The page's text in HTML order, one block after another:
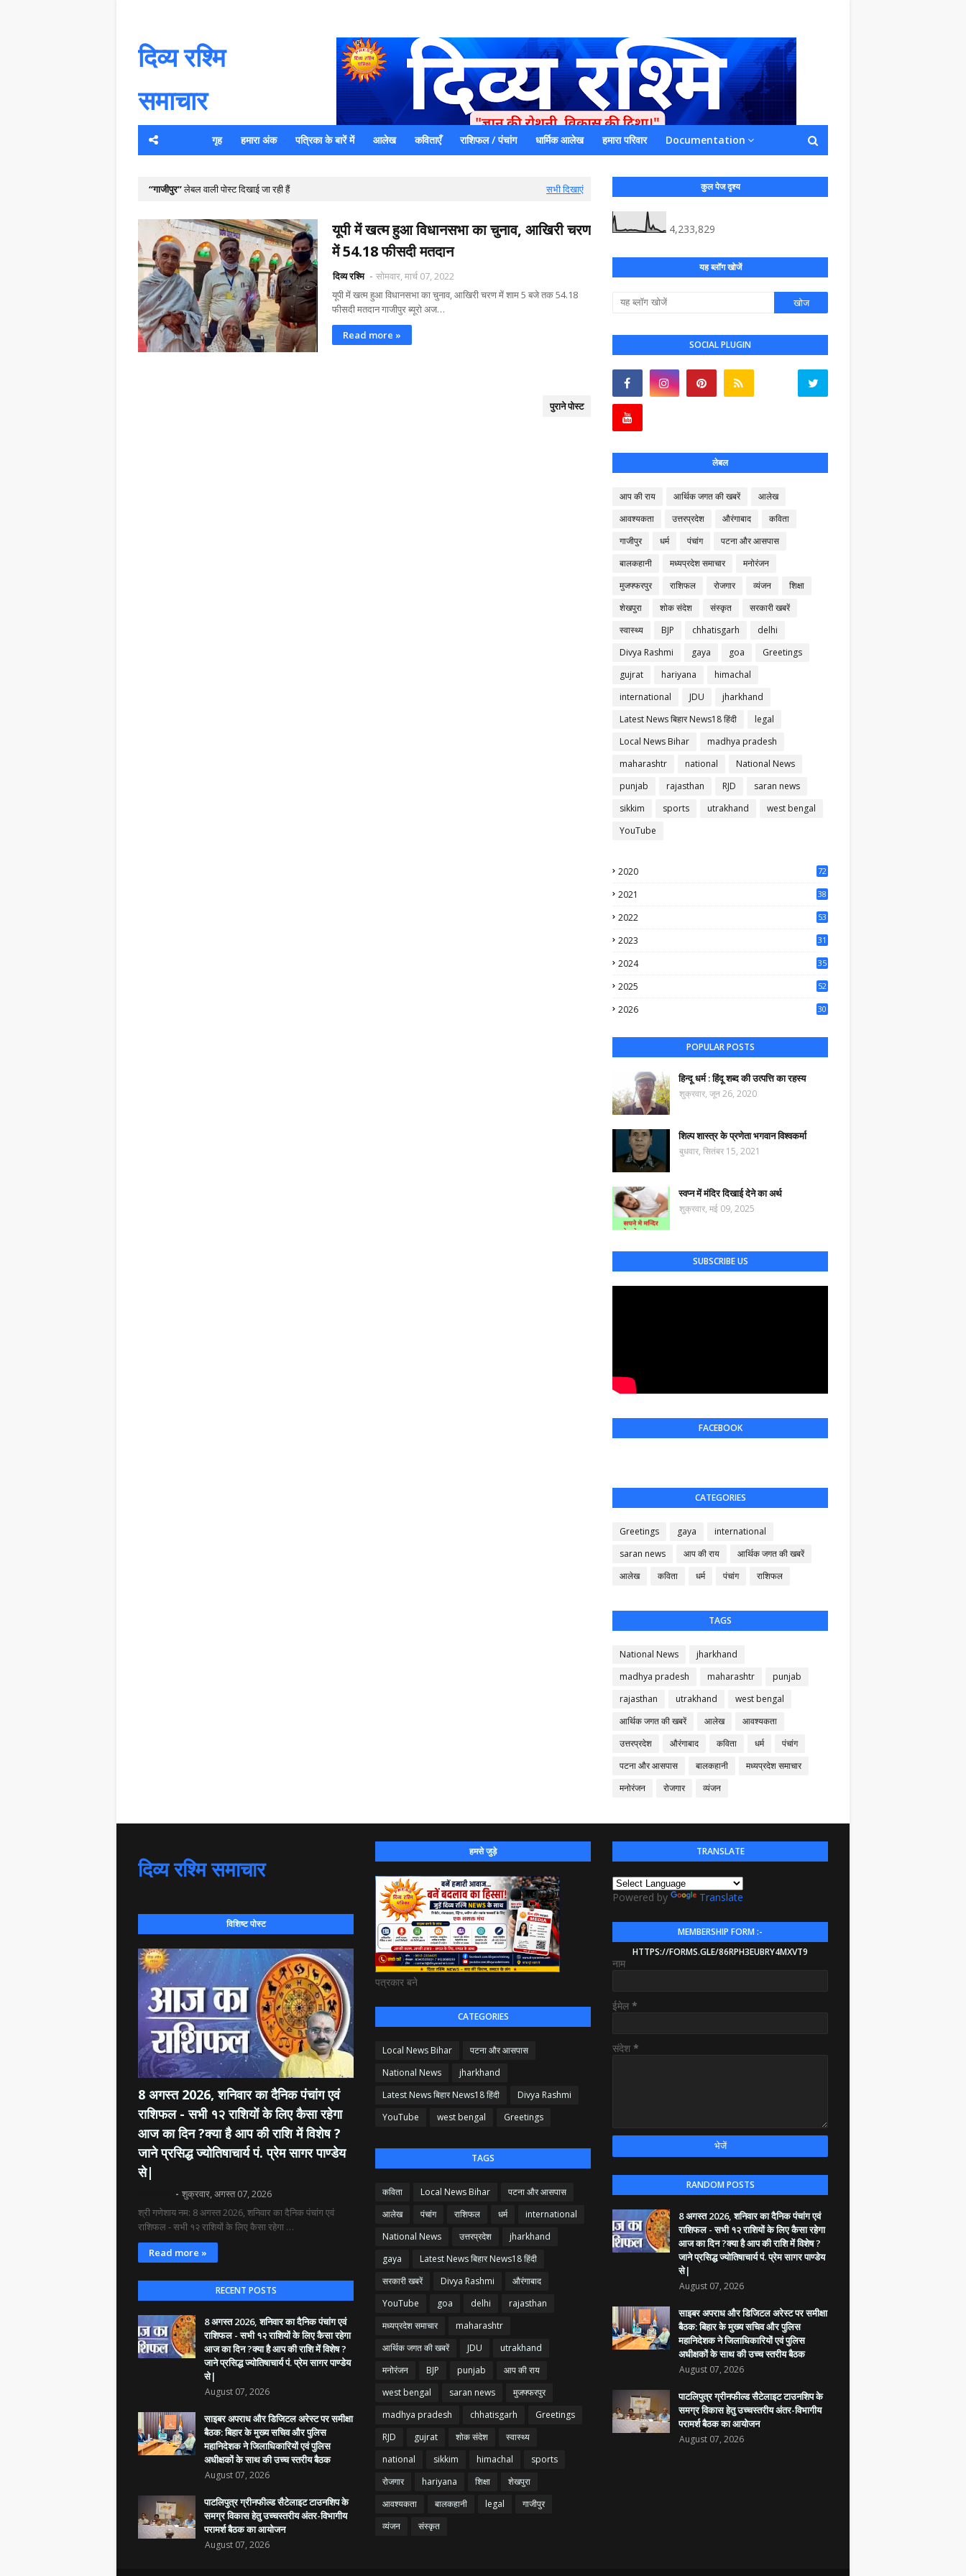
दिव्य रश्मि
समाचार
यह एक धर्मिक और राष्ट्रवादी पत्रिका है जो पाठको के आपसी सहयोग के द्वारा प्रकाशित किया जाता है अपना सहयोग हमारे इस खाते
गृह हमारा अंक पत्रिका के बारें में आलेख कविताएँ राशिफल / पंचांग धार्मिक आलेख हमारा परिवार Documentation
गाजीपुर लेबल वाली पोस्ट दिखाई जा रही हैं सभी दिखाएं
यूपी में खत्म हुआ विधानसभा का चुनाव, आखिरी चरण
में 54.18 फीसदी मतदान
दिव्य रश्मि
सोमवार, मार्च 07, 2022
यूपी में खत्म हुआ विधानसभा का चुनाव, आखिरी चरण में शाम 5 बजे तक 54.18
फीसदी मतदान गाजीपुर ब्यूरो अज…
Read more »
पुराने पोस्ट
कुल पेज दृश्य
4,233,829
यह ब्लॉग खोजें
SOCIAL PLUGIN
लेबल
आप की राय आर्थिक जगत की खबरें
आलेख
आवश्यकता
उत्तरप्रदेश औरंगाबाद
कविता
गाजीपुर
धर्म पंचांग
पटना और आसपास
बालकहानी
मध्यप्रदेश समाचार
मनोरंजन
मुजफ्फरपुर
राशिफल रोजगार व्यंजन
शिक्षा
शेखपुरा
शोक संदेश संस्कृत
सरकारी खबरें
स्वास्थ्य
BJP chhatisgarh
delhi
Divya Rashmi
gaya goa
Greetings
gujrat
hariyana
himachal
international
JDU
jharkhand
Latest News बिहार News18 हिंदी
legal
Local News Bihar
madhya pradesh
maharashtr
national
National News
punjab
rajasthan RJD
saran news
sikkim
sports utrakhand
west bengal
YouTube
2020
72
2021
38
2022
53
2023
31
2024
35
2025
52
2026
30
POPULAR POSTS
हिन्दू धर्म : हिंदू शब्द की उत्पत्ति का रहस्य
शुक्रवार, जून 26, 2020
शिल्प शास्त्र के प्रणेता भगवान विश्वकर्मा
बुधवार, सितंबर 15, 2021
स्वप्न में मंदिर दिखाई देने का अर्थ
शुक्रवार, मई 09, 2025
SUBSCRIBE US
FACEBOOK
CATEGORIES
Greetings gaya
international
saran news
आप की राय
आर्थिक जगत की खबरें
आलेख
कविता धर्म पंचांग राशिफल
TAGS
National News
jharkhand
madhya pradesh
maharashtr
punjab
rajasthan
utrakhand
west bengal
आर्थिक जगत की खबरें
आलेख
आवश्यकता
उत्तरप्रदेश
औरंगाबाद कविता धर्म
पंचांग
पटना और आसपास
बालकहानी
मध्यप्रदेश समाचार
मनोरंजन
रोजगार व्यंजन
दिव्य रश्मि समाचार
विशिष्ट पोस्ट
8 अगस्त 2026, शनिवार का दैनिक पंचांग एवं
राशिफल - सभी १२ राशियों के लिए कैसा रहेगा
आज का दिन ?क्या है आप की राशि में विशेष ?
जाने प्रसिद्ध ज्योतिषाचार्य पं. प्रेम सागर पाण्डेय
से|
शुक्रवार, अगस्त 07, 2026
श्री गणेशाय नम: 8 अगस्त 2026, शनिवार का दैनिक पंचांग एवं
राशिफल - सभी १२ राशियों के लिए कैसा रहेगा …
Read more »
RECENT POSTS
8 अगस्त 2026, शनिवार का दैनिक पंचांग एवं
राशिफल - सभी १२ राशियों के लिए कैसा रहेगा
आज का दिन ?क्या है आप की राशि में विशेष ?
जाने प्रसिद्ध ज्योतिषाचार्य पं. प्रेम सागर पाण्डेय
से|
August 07, 2026
साइबर अपराध और डिजिटल अरेस्ट पर समीक्षा
बैठक: बिहार के मुख्य सचिव और पुलिस
महानिदेशक ने जिलाधिकारियों एवं पुलिस
अधीक्षकों के साथ की उच्च स्तरीय बैठक
August 07, 2026
पाटलिपुत्र ग्रीनफील्ड सैटेलाइट टाउनशिप के
समग्र विकास हेतु उच्चस्तरीय अंतर-विभागीय
परामर्श बैठक का आयोजन
August 07, 2026
हमसे जुड़े
पत्रकार बने
CATEGORIES
Local News Bihar
पटना और आसपास
National News
jharkhand
Latest News बिहार News18 हिंदी
Divya Rashmi
YouTube
west bengal Greetings
TAGS
कविता Local News Bihar
पटना और आसपास
आलेख
पंचांग राशिफल धर्म
international
National News
उत्तरप्रदेश
jharkhand
gaya
Latest News बिहार News18 हिंदी
सरकारी खबरें
Divya Rashmi
औरंगाबाद
YouTube
goa delhi
rajasthan
मध्यप्रदेश समाचार
maharashtr
आर्थिक जगत की खबरें
JDU
utrakhand
मनोरंजन
BJP punjab
आप की राय
west bengal
saran news
मुजफ्फरपुर
madhya pradesh
chhatisgarh
Greetings
RJD
gujrat शोक संदेश
स्वास्थ्य
national
sikkim himachal
sports
रोजगार
hariyana शिक्षा
शेखपुरा
आवश्यकता
बालकहानी legal
गाजीपुर
व्यंजन
संस्कृत
TRANSLATE
Powered by Translate
MEMBERSHIP FORM :-
HTTPS://FORMS.GLE/86RPH3EUBRY4MXVT9
नाम
ईमेल *
संदेश *
RANDOM POSTS
8 अगस्त 2026, शनिवार का दैनिक पंचांग एवं
राशिफल - सभी १२ राशियों के लिए कैसा रहेगा
आज का दिन ?क्या है आप की राशि में विशेष ?
जाने प्रसिद्ध ज्योतिषाचार्य पं. प्रेम सागर पाण्डेय
से|
August 07, 2026
साइबर अपराध और डिजिटल अरेस्ट पर समीक्षा
बैठक: बिहार के मुख्य सचिव और पुलिस
महानिदेशक ने जिलाधिकारियों एवं पुलिस
अधीक्षकों के साथ की उच्च स्तरीय बैठक
August 07, 2026
पाटलिपुत्र ग्रीनफील्ड सैटेलाइट टाउनशिप के
समग्र विकास हेतु उच्चस्तरीय अंतर-विभागीय
परामर्श बैठक का आयोजन
August 07, 2026